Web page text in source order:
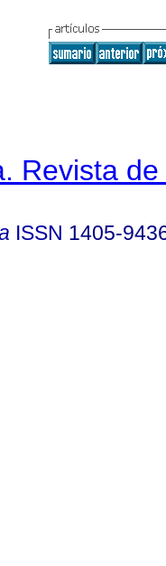
Revista
ISSN 1405-